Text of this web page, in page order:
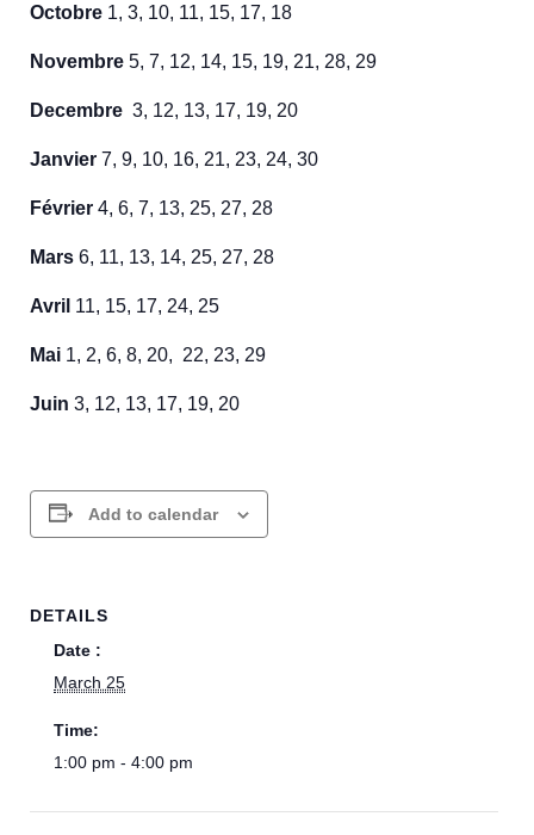
Octobre 1, 3, 10, 11, 15, 17, 18
Novembre 5, 7, 12, 14, 15, 19, 21, 28, 29
Decembre 3, 12, 13, 17, 19, 20
Janvier 7, 9, 10, 16, 21, 23, 24, 30
Février 4, 6, 7, 13, 25, 27, 28
Mars 6, 11, 13, 14, 25, 27, 28
Avril 11, 15, 17, 24, 25
Mai 1, 2, 6, 8, 20, 22, 23, 29
Juin 3, 12, 13, 17, 19, 20
Add to calendar
DETAILS
Date :
March 25
Time:
1:00 pm - 4:00 pm